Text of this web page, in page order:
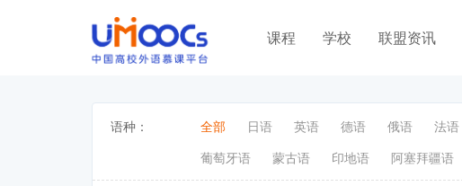
课程 学校 联盟资讯
语种： 全部 日语 英语 德语 俄语 法语
葡萄牙语
蒙古语 印地语 阿塞拜疆语